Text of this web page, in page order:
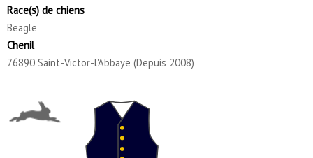
Race(s) de chiens
Beagle
Chenil
76890 Saint-Victor-l'Abbaye (Depuis 2008)